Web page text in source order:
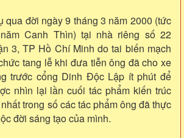
qua đời ngày 9 tháng 3 năm 2000 (tức
Canh Thìn) tại nhà riêng số 22
3, TP Hồ Chí Minh do tai biến mạch
tang lễ khi đưa tiễn ông đã cho xe
trước cổng Dinh Độc Lập ít phút để
nhìn lại lần cuối tác phẩm kiến trúc
trong số các tác phẩm ông đã thực
đời sáng tạo của mình.